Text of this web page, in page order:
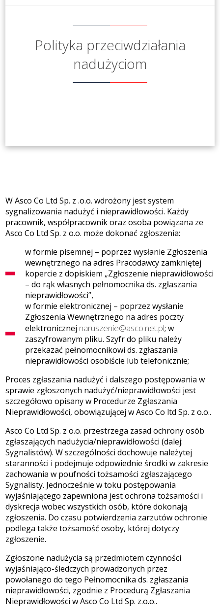
Polityka przeciwdziałania
nadużyciom
W Asco Co Ltd Sp. z .o.o. wdrożony jest system
sygnalizowania nadużyć i nieprawidłowości. Każdy
pracownik, współpracownik oraz osoba powiązana ze
Asco Co Ltd Sp. z o.o. może dokonać zgłoszenia:
w formie pisemnej – poprzez wysłanie Zgłoszenia
wewnętrznego na adres Pracodawcy zamkniętej
kopercie z dopiskiem „Zgłoszenie nieprawidłowości
– do rąk własnych pełnomocnika ds. zgłaszania
nieprawidłowości”,
w formie elektronicznej – poprzez wysłanie
Zgłoszenia Wewnętrznego na adres poczty
elektronicznej naruszenie@asco.net.pl; w
zaszyfrowanym pliku. Szyfr do pliku należy
przekazać pełnomocnikowi ds. zgłaszania
nieprawidłowości osobiście lub telefonicznie;
Proces zgłaszania nadużyć i dalszego postępowania w
sprawie zgłoszonych nadużyć/nieprawidłowości jest
szczegółowo opisany w Procedurze Zgłaszania
Nieprawidłowości, obowiązującej w Asco Co ltd Sp. z o.o..
Asco Co Ltd Sp. z o.o. przestrzega zasad ochrony osób
zgłaszających nadużycia/nieprawidłowości (dalej:
Sygnalistów). W szczególności dochowuje należytej
staranności i podejmuje odpowiednie środki w zakresie
zachowania w poufności tożsamości zgłaszającego
Sygnalisty. Jednocześnie w toku postępowania
wyjaśniającego zapewniona jest ochrona tożsamości i
dyskrecja wobec wszystkich osób, które dokonają
zgłoszenia. Do czasu potwierdzenia zarzutów ochronie
podlega także tożsamość osoby, której dotyczy
zgłoszenie.
Zgłoszone nadużycia są przedmiotem czynności
wyjaśniająco-śledczych prowadzonych przez
powołanego do tego Pełnomocnika ds. zgłaszania
nieprawidłowości, zgodnie z Procedurą Zgłaszania
Nieprawidłowości w Asco Co Ltd Sp. z.o.o..